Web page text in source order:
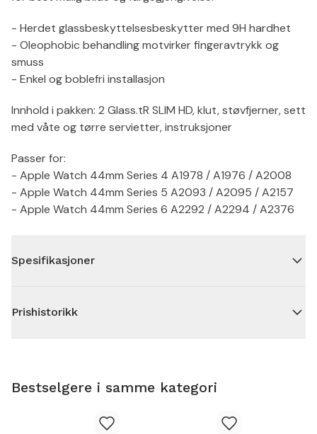
- Herdet glassbeskyttelsesbeskytter med 9H hardhet
- Oleophobic behandling motvirker fingeravtrykk og
smuss
- Enkel og boblefri installasjon
Innhold i pakken: 2 Glass.tR SLIM HD, klut, støvfjerner, sett
med våte og tørre servietter, instruksjoner
Passer for:
- Apple Watch 44mm Series 4 A1978 / A1976 / A2008
- Apple Watch 44mm Series 5 A2093 / A2095 / A2157
- Apple Watch 44mm Series 6 A2292 / A2294 / A2376
Spesifikasjoner
Prishistorikk
Bestselgere i samme kategori